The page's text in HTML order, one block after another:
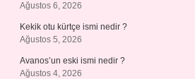
Ağustos 6, 2026
Kekik otu kürtçe ismi nedir ?
Ağustos 5, 2026
Avanos’un eski ismi nedir ?
Ağustos 4, 2026